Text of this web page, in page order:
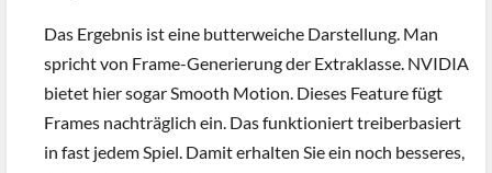
Das Ergebnis ist eine butterweiche Darstellung. Man
spricht von Frame-Generierung der Extraklasse. NVIDIA
bietet hier sogar Smooth Motion. Dieses Feature fügt
Frames nachträglich ein. Das funktioniert treiberbasiert
in fast jedem Spiel. Damit erhalten Sie ein noch besseres,